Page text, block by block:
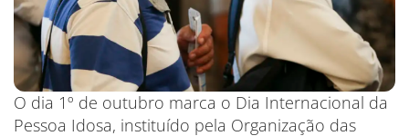
O dia 1º de outubro marca o Dia Internacional da
Pessoa Idosa, instituído pela Organização das